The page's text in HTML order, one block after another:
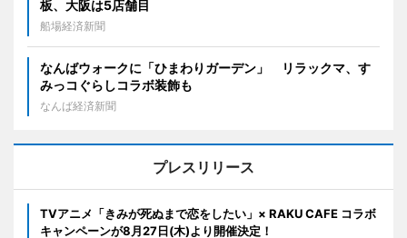
板、大阪は5店舗目
船場経済新聞
なんばウォークに「ひまわりガーデン」 リラックマ、す
みっコぐらしコラボ装飾も
なんば経済新聞
プレスリリース
TVアニメ「きみが死ぬまで恋をしたい」× RAKU CAFE コラボ
キャンペーンが8月27日(木)より開催決定！